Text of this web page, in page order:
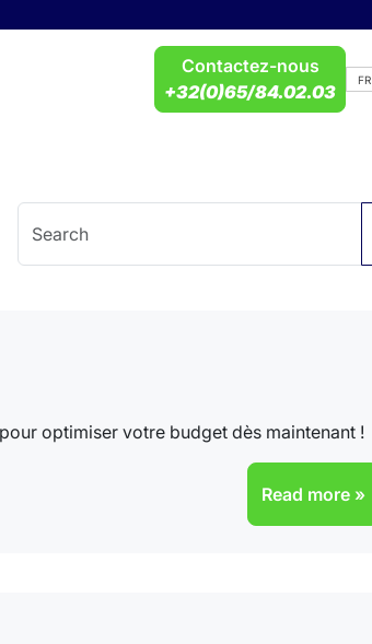
FR
Contactez-nous
+32(0)65/84.02.03
optimiser votre budget dès maintenant !
Read more »